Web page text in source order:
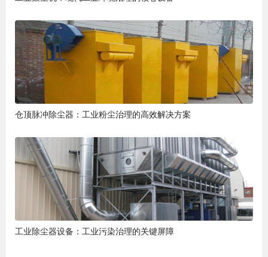
仓顶脉冲除尘器：工业粉尘治理的高效解决方案
工业除尘器设备：工业污染治理的关键屏障